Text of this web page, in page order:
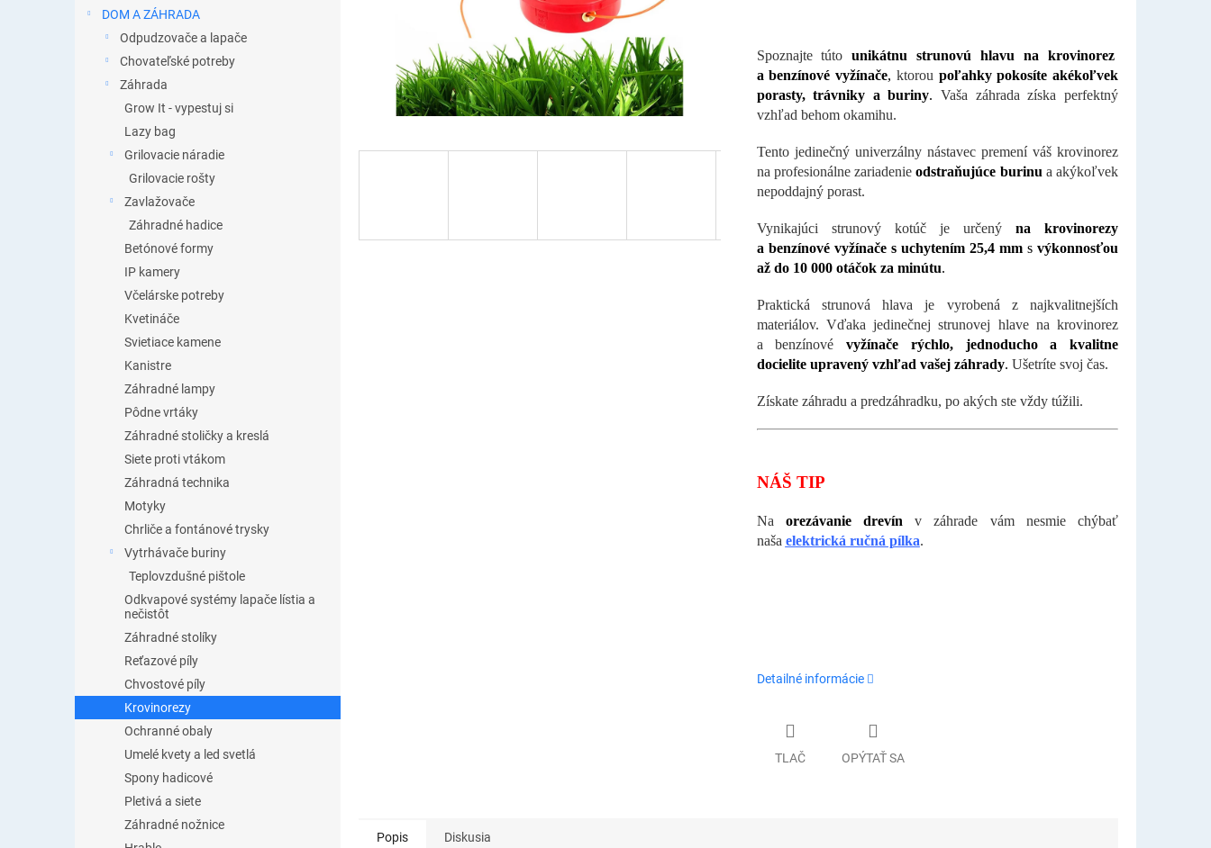
DOM A ZÁHRADA
Odpudzovače a lapače
Chovateľské potreby
Záhrada
Grow It - vypestuj si
Lazy bag
Grilovacie náradie
Grilovacie rošty
Zavlažovače
Záhradné hadice
Betónové formy
IP kamery
Včelárske potreby
Kvetináče
Svietiace kamene
Kanistre
Záhradné lampy
Pôdne vrtáky
Záhradné stoličky a kreslá
Siete proti vtákom
Záhradná technika
Motyky
Chrliče a fontánové trysky
Vytrhávače buriny
Teplovzdušné pištole
Odkvapové systémy lapače lístia a
nečistôt
Záhradné stolíky
Reťazové píly
Chvostové píly
Krovinorezy
Ochranné obaly
Umelé kvety a led svetlá
Spony hadicové
Pletivá a siete
Záhradné nožnice
Spoznajte tútounikátnu strunovú hlavu na krovinorez
a benzínové vyžínače, ktorou poľahky pokosíte akékoľvek
porasty, trávniky a buriny. Vaša záhrada získa perfektný
vzhľad behom okamihu.
Tento jedinečný univerzálny nástavec premení váš krovinorez
na profesionálne zariadenie odstraňujúce burinu a akýkoľvek
nepoddajný porast.
Vynikajúci strunový kotúč je určený na krovinorezy
a benzínové vyžínače s uchytením 25,4 mms výkonnosťou
až do 10 000 otáčok za minútu.
Praktická strunová hlava je vyrobená z najkvalitnejších
materiálov. Vďaka jedinečnej strunovej hlave na krovinorez
a benzínové vyžínače rýchlo, jednoducho a kvalitne
docielite upravený vzhľad vašej záhrady. Ušetríte svoj čas.
Získate záhradu a predzáhradku, po akých ste vždy túžili.
NÁŠ TIP
Na orezávanie drevínv záhrade vám nesmie chýbať
naša elektrická ručná pílka.
Detailné informácie
TLAČ OPÝTAŤ SA
Popis Diskusia